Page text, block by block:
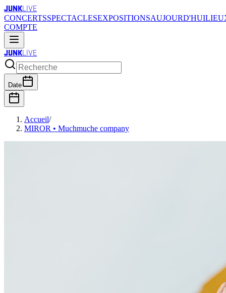
JUNKLIVE
CONCERTSSPECTACLESEXPOSITIONSAUJOURD'HUI
COMPTE
JUNKLIVE
Date
Accueil/
MIROR • Muchmuche company